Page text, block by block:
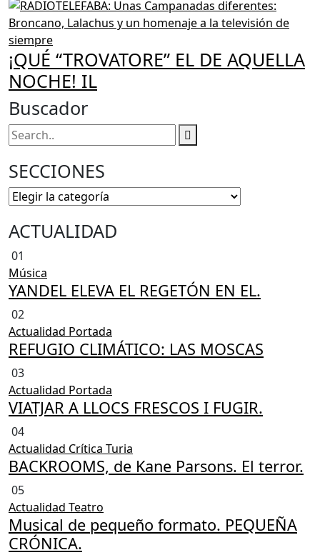
¡QUÉ “TROVATORE” EL DE AQUELLA
NOCHE! IL
Buscador
SECCIONES
ACTUALIDAD
01
Música
YANDEL ELEVA EL REGETÓN EN EL.
02
Actualidad Portada
REFUGIO CLIMÁTICO: LAS MOSCAS
03
Actualidad Portada
VIATJAR A LLOCS FRESCOS I FUGIR.
04
Actualidad Crítica Turia
BACKROOMS, de Kane Parsons. El terror.
05
Actualidad Teatro
Musical de pequeño formato. PEQUEÑA
CRÓNICA.